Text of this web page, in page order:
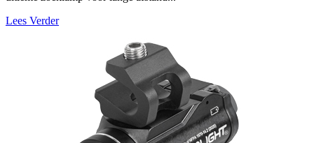
Lees Verder